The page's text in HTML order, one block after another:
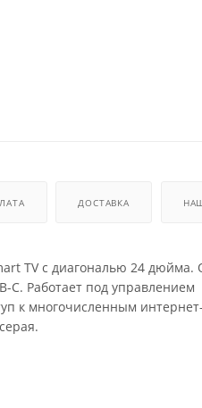
ДОСТАВКА
TV с диагональю 24
C. Работает под
к многочисленным